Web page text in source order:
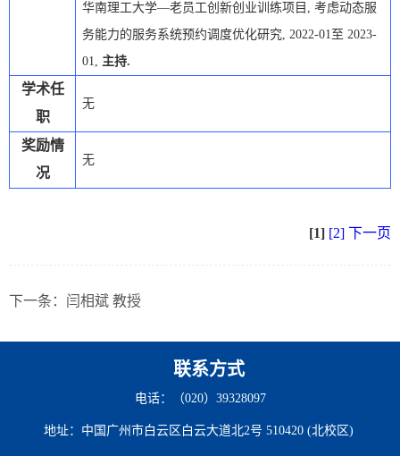
华南理工大学—老员工创新创业训练项目 , 考虑动态服
务能力的服务系统预约调度优化研究, 2022-01至 2023-
01, 主持.
学术任
职
无
奖励情
况
无
[1] [2] 下一页
下一条： 闫相斌 教授
联系方式
电话：（020）39328097
地址：中国广州市白云区白云大道北2号 510420 (北校区)